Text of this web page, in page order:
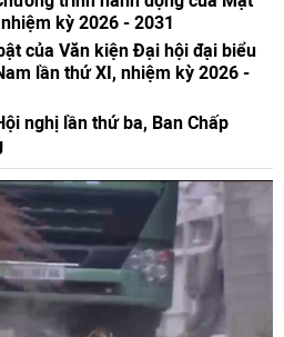
kỳ 2026 - 2031
của Văn kiện Đại hội đại biểu
lần thứ XI, nhiệm kỳ 2026 -
nghị lần thứ ba, Ban Chấp